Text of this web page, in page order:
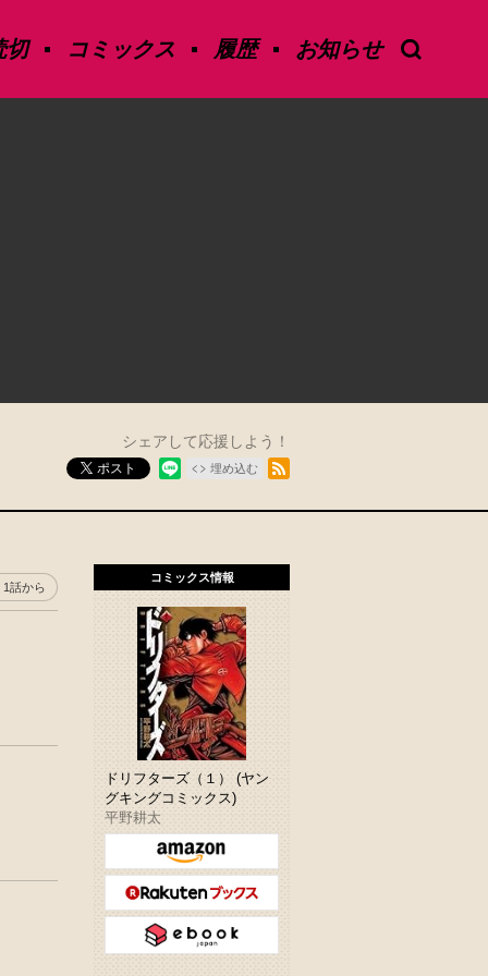
切 コミックス 履歴 お知らせ
シェアして応援しよう！
ポスト 埋め込む
1話から
コミックス情報
ドリフターズ（１） (ヤン
グキングコミックス)
平野耕太